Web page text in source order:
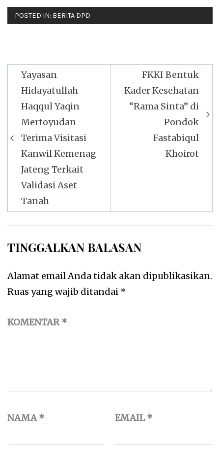
POSTED IN: BERITA DPD
Navigasi
pos
Yayasan
Hidayatullah
Haqqul Yaqin
Mertoyudan
Terima Visitasi
Kanwil Kemenag
Jateng Terkait
Validasi Aset
Tanah
FKKI Bentuk
Kader Kesehatan
“Rama Sinta” di
Pondok
Fastabiqul
Khoirot
TINGGALKAN BALASAN
Alamat email Anda tidak akan dipublikasikan.
Ruas yang wajib ditandai *
KOMENTAR*
NAMA* EMAIL*